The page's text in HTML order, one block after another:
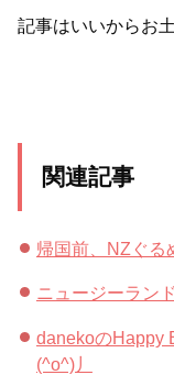
記事はいいからお
関連記事
帰国前、NZぐ
ニュージーラン
danekoのHappy
(^o^)丿